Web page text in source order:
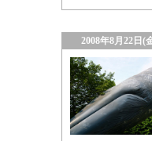
2008年8月22日(